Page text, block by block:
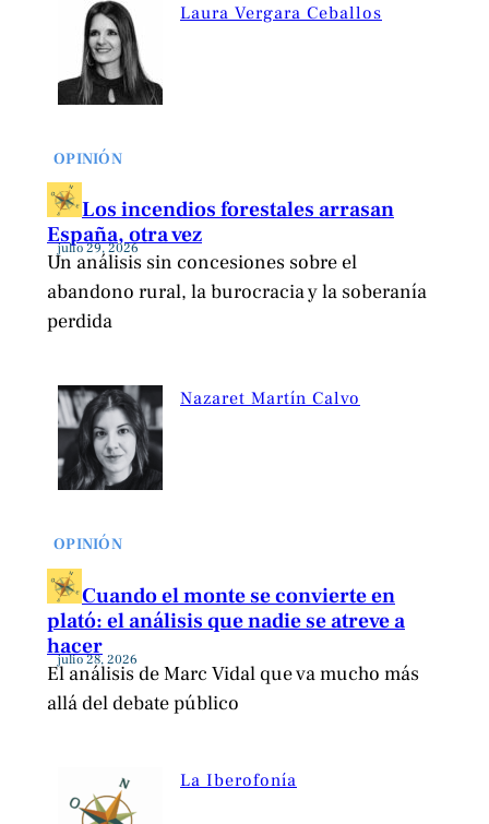
Laura Vergara Ceballos
OPINIÓN
Los incendios forestales arrasan
España, otra vez
julio 29, 2026
Un análisis sin concesiones sobre el
abandono rural, la burocracia y la soberanía
perdida
Nazaret Martín Calvo
OPINIÓN
Cuando el monte se convierte en
plató: el análisis que nadie se atreve a
hacer
julio 28, 2026
El análisis de Marc Vidal que va mucho más
allá del debate público
La Iberofonía